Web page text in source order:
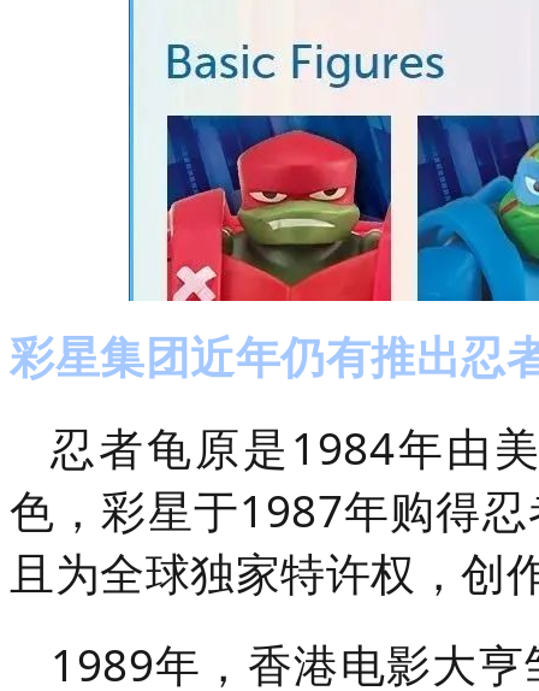
彩星集团近年仍有推出忍
忍者龟原是1984年由
色，彩星于1987年购得
且为全球独家特许权，创
1989年，香港电影大